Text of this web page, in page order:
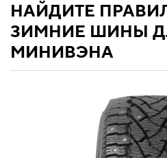
НАЙДИТЕ
ЗИМНИЕ ШИНЫ
МИНИВЭНА